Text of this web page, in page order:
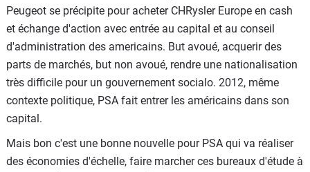
Peugeot se précipite pour acheter CHRysler Europe en cash
et échange d'action avec entrée au capital et au conseil
d'administration des americains. But avoué, acquerir des
parts de marchés, but non avoué, rendre une nationalisation
très difficile pour un gouvernement socialo. 2012, même
contexte politique, PSA fait entrer les américains dans son
capital.
Mais bon c'est une bonne nouvelle pour PSA qui va réaliser
des économies d'échelle, faire marcher ces bureaux d'étude à